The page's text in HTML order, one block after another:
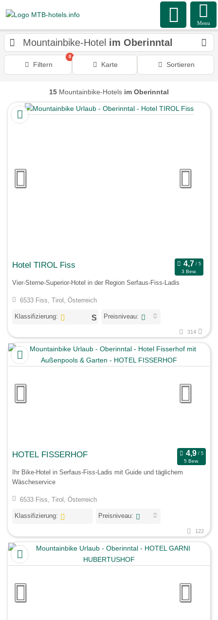
Menu
Mountainbike-Hotel im Oberinntal
Filtern
0
Karte Sortieren
15 Mountainbike-Hotels im Oberinntal
Hotel TIROL Fiss
3 Bew.
Vier-Sterne-Superior-Hotel in der Region Serfaus-Fiss-Ladis
6533 Fiss, Tirol, Österreich
Klassifizierung: Preisniveau:
314
HOTEL FISSERHOF
5 Bew.
Ihr Bike-Hotel in Serfaus-Fiss-Ladis mit Guide und täglichem
Wäscheservice
6533 Fiss, Tirol, Österreich
Klassifizierung: Preisniveau:
122